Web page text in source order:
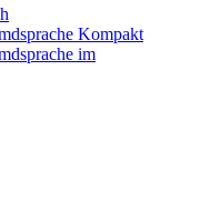
Kompakt
im